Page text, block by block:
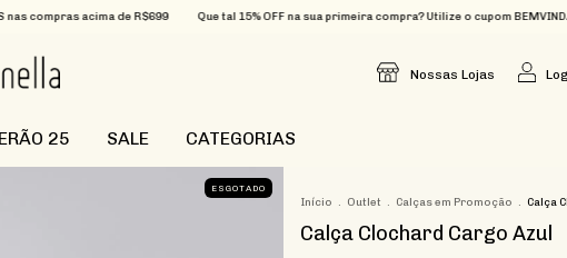
acima de R$699 Que tal 15% OFF na sua primeira compra? Utilize o cupom BEMVINDA
Nossas Lojas
25 SALE CATEGORIAS
ESGOTADO
Início . Outlet . Calças em Promoção . Calça
Calça Clochard Cargo Azul